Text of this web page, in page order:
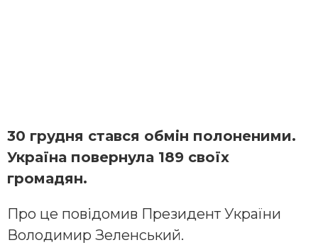
30 грудня стався обмін полоненими.
Україна повернула 189 своїх
громадян.
Про це повідомив Президент України
Володимир Зеленський.